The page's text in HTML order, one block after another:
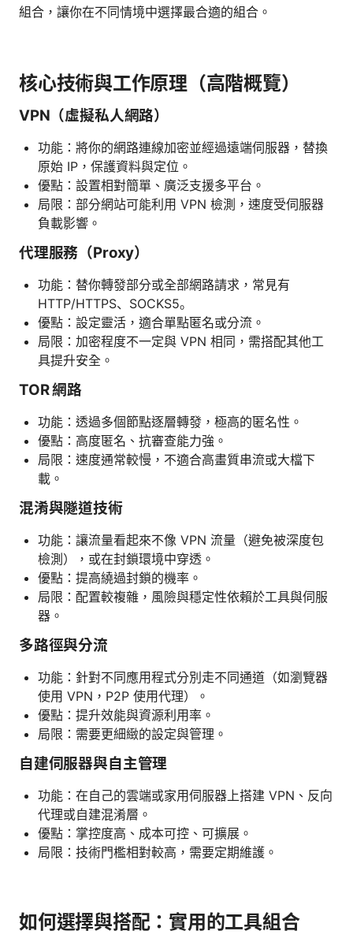
組合，讓你在不同情境中選擇最合適的組合。
核心技術與工作原理（高階概覽）
VPN（虛擬私人網路）
功能：將你的網路連線加密並經過遠端伺服器，替換
原始 IP，保護資料與定位。
優點：設置相對簡單、廣泛支援多平台。
局限：部分網站可能利用 VPN 檢測，速度受伺服器
負載影響。
代理服務（Proxy）
功能：替你轉發部分或全部網路請求，常見有
HTTP/HTTPS、SOCKS5。
優點：設定靈活，適合單點匿名或分流。
局限：加密程度不一定與 VPN 相同，需搭配其他工
具提升安全。
TOR 網路
功能：透過多個節點逐層轉發，極高的匿名性。
優點：高度匿名、抗審查能力強。
局限：速度通常較慢，不適合高畫質串流或大檔下
載。
混淆與隧道技術
功能：讓流量看起來不像 VPN 流量（避免被深度包
檢測），或在封鎖環境中穿透。
優點：提高繞過封鎖的機率。
局限：配置較複雜，風險與穩定性依賴於工具與伺服
器。
多路徑與分流
功能：針對不同應用程式分別走不同通道（如瀏覽器
使用 VPN，P2P 使用代理）。
優點：提升效能與資源利用率。
局限：需要更細緻的設定與管理。
自建伺服器與自主管理
功能：在自己的雲端或家用伺服器上搭建 VPN、反向
代理或自建混淆層。
優點：掌控度高、成本可控、可擴展。
局限：技術門檻相對較高，需要定期維護。
如何選擇與搭配：實用的工具組合